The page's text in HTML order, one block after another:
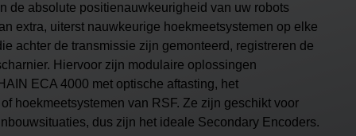
de absolute positienauwkeurigheid van uw robots
extra, uiterst nauwkeurige hoekmeetsystemen op elke
achter de transmissie zijn gemonteerd, registreren de
Hiervoor zijn modulaire oplossingen
ECA 4000 met optische aftasting, het
hoekmeetsystemen van RSF. Ze zijn geschikt voor
dus zijn het ideale Secondary Encoders.